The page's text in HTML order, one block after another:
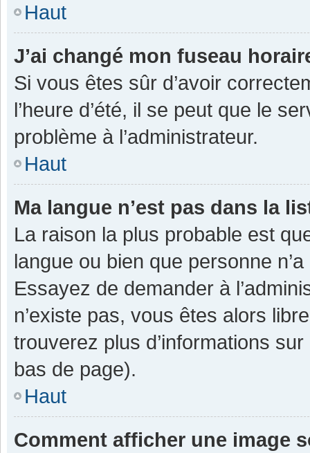
Haut
J’ai changé mon fuseau
Si vous êtes sûr d’avoir
l’heure d’été, il se peut que le
problème à l’administrateur.
Haut
Ma langue n’est pas dans la
La raison la plus probable est
langue ou bien que personne
Essayez de demander à
n’existe pas, vous êtes alors
trouverez plus d’informations
bas de page).
Haut
Comment afficher une image